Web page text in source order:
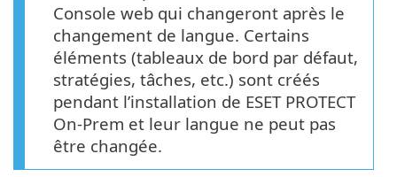
Console web qui changeront après le
changement de langue. Certains
éléments (tableaux de bord par défaut,
stratégies, tâches, etc.) sont créés
pendant l’installation de ESET PROTECT
On-Prem et leur langue ne peut pas
être changée.